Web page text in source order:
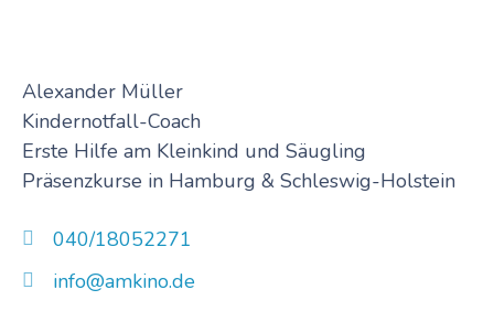
Alexander Müller
Kindernotfall-Coach
Erste Hilfe am Kleinkind und Säugling
Präsenzkurse in Hamburg & Schleswig-Holstein
040/18052271
info@amkino.de